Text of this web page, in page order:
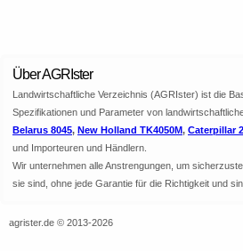
Über AGRIster
Landwirtschaftliche Verzeichnis (AGRIster) ist die
Spezifikationen und Parameter von
Belarus 8045, New Holland TK4050M, Caterpillar
und Importeuren und Händlern.
Wir unternehmen alle Anstrengungen, um
sie sind, ohne jede Garantie für die Richtigkeit und
agrister.de © 2013-2026